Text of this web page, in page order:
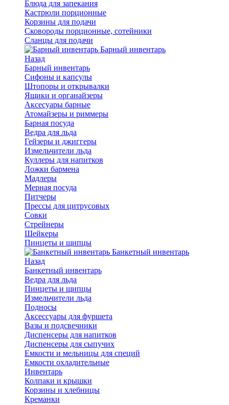
Блюда для запекания
Кастрюли порционные
Корзины для подачи
Сковороды порционные, сотейники
Сланцы для подачи
Барный инвентарь
Назад
Барный инвентарь
Сифоны и капсулы
Штопоры и открывалки
Ящики и органайзеры
Аксесуары барные
Атомайзеры и риммеры
Барная посуда
Ведра для льда
Гейзеры и джиггеры
Измельчители льда
Куллеры для напитков
Ложки бармена
Мадлеры
Мерная посуда
Питчеры
Прессы для цитрусовых
Совки
Стрейнеры
Шейкеры
Пинцеты и щипцы
Банкетный инвентарь
Назад
Банкетный инвентарь
Ведра для льда
Пинцеты и щипцы
Измельчители льда
Подносы
Аксессуары для фуршета
Вазы и подсвечники
Диспенсеры для напитков
Диспенсеры для сыпучих
Емкости и мельницы для специй
Емкости охладительные
Инвентарь
Колпаки и крышки
Корзины и хлебницы
Креманки